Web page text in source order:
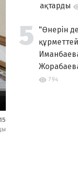
ақтарды
"Өнерін
794